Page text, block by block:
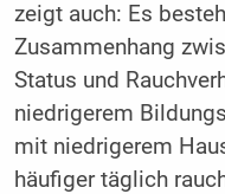
zeigt auch: Es
Zusammenhang
Status und
niedrigerem
mit niedrigerem
häufiger täglich